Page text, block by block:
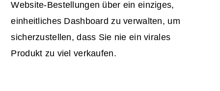
Website-Bestellungen über ein einziges,
einheitliches Dashboard zu verwalten, um
sicherzustellen, dass Sie nie ein virales
Produkt zu viel verkaufen.